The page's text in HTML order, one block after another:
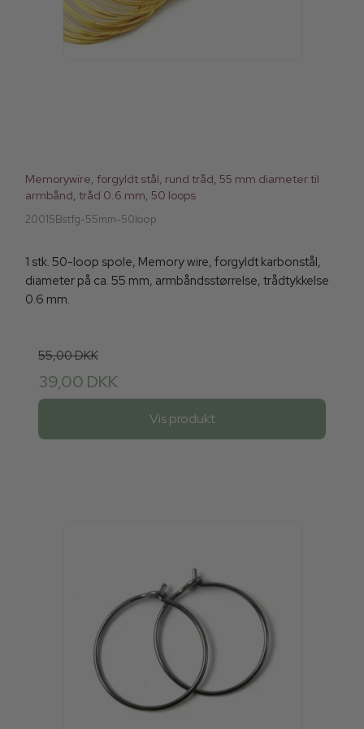
Memorywire, forgyldt stål, rund tråd, 55 mm diameter til
armbånd, tråd 0.6 mm, 50 loops
20015Bstfg-55mm-50loop
1 stk. 50-loop spole, Memory wire, forgyldt karbonstål,
diameter på ca. 55 mm, armbåndsstørrelse, trådtykkelse
0.6 mm.
55,00 DKK
39,00 DKK
Vis produkt